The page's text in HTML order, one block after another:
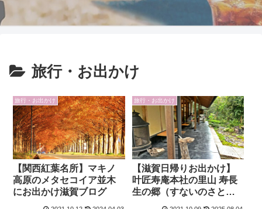
旅行・お出かけ
旅行・お出かけ
【関西紅葉名所】マキノ
高原のメタセコイア並木
にお出かけ滋賀ブログ
旅行・お出かけ
【滋賀日帰りお出かけ】
叶匠寿庵本社の里山 寿長
生の郷（すないのさと）